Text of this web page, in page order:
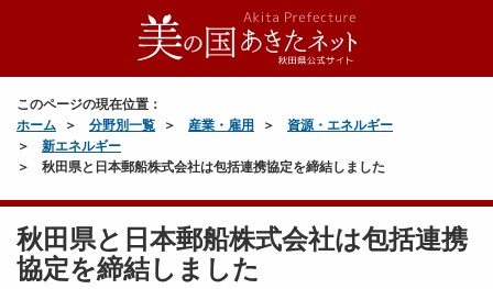
このページの現在位置：
ホーム
分野別一覧 産業・雇用
資源・エネルギー
新エネルギー
秋田県と日本郵船株式会社は包括連携協定を締結しました
秋田県と日本郵船株式会社は包括連携
協定を締結しました